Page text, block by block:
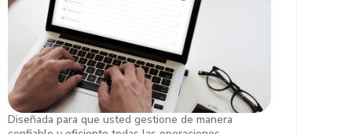
Atlántida Online Empresarial
Diseñada para que usted gestione de manera